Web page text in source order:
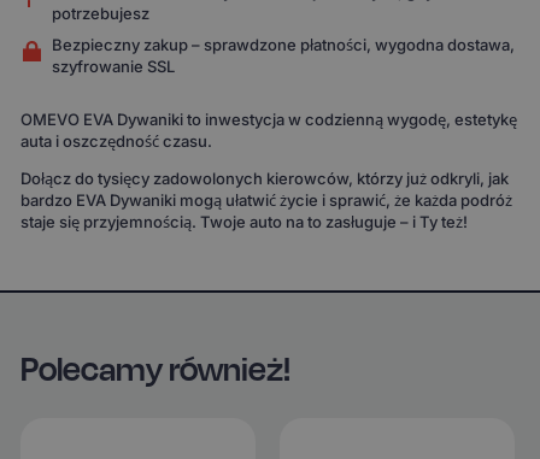
potrzebujesz
Bezpieczny zakup – sprawdzone płatności, wygodna dostawa,
szyfrowanie SSL
OMEVO EVA Dywaniki to inwestycja w codzienną wygodę, estetykę
auta i oszczędność czasu.
Dołącz do tysięcy zadowolonych kierowców, którzy już odkryli, jak
bardzo EVA Dywaniki mogą ułatwić życie i sprawić, że każda podróż
staje się przyjemnością. Twoje auto na to zasługuje – i Ty też!
Polecamy również!